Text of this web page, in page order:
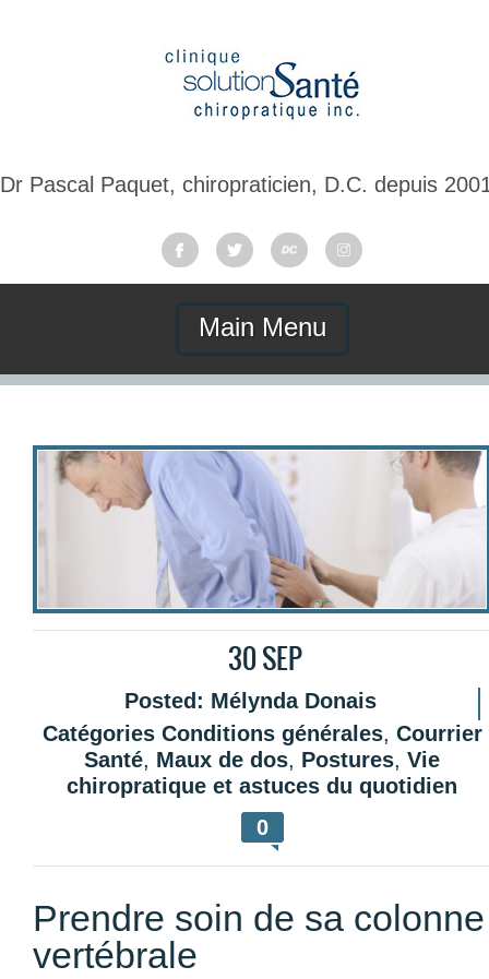
Dr Pascal Paquet, chiropraticien, D.C. depuis
Main Menu
30 SEP
Posted: Mélynda Donais
Catégories Conditions générales, Courrier
Santé, Maux de dos, Postures, Vie
chiropratique et astuces du quotidien
0
Prendre soin de sa colonne
vertébrale